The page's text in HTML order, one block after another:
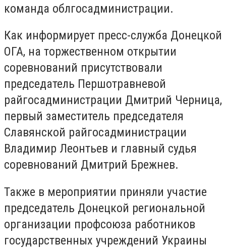
команда облгосадминистрации.
Как информирует пресс-служба Донецкой
ОГА, на торжественном открытии
соревнований присутствовали
председатель Першотравневой
райгосадминистрации Дмитрий Черница,
первый заместитель председателя
Славянской райгосадминистрации
Владимир Леонтьев и главный судья
соревнований Дмитрий Брежнев.
Также в мероприятии приняли участие
председатель Донецкой региональной
организации профсоюза работников
государственных учреждений Украины